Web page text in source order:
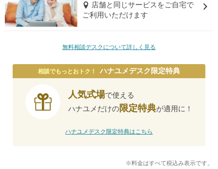
店舗と同じサービスをご自宅で
ご利用いただけます
無料相談デスクについて詳しく見る
相談でもっとおトク！ ハナユメデスク限定特典
人気式場で使える
ハナユメだけの限定特典が適用に！
ハナユメデスク限定特典はこちら
※料金はすべて税込み表示です。